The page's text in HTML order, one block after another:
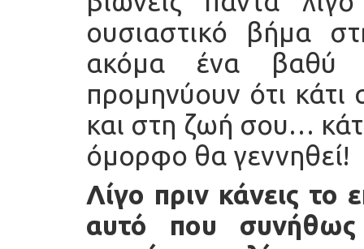
ουσιαστικό βήμα
ακόμα ένα βαθύ
προμηνύουν ότι
και στη ζωή σου…
όμορφο θα γεννηθεί!
Λίγο πριν κάνεις
αυτό που συνήθως